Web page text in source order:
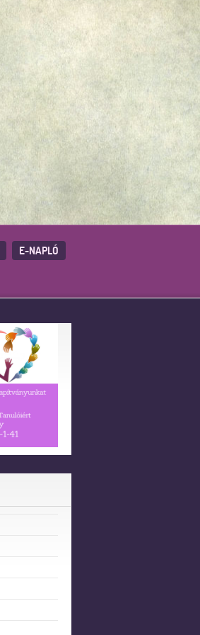
E-NAPLÓ